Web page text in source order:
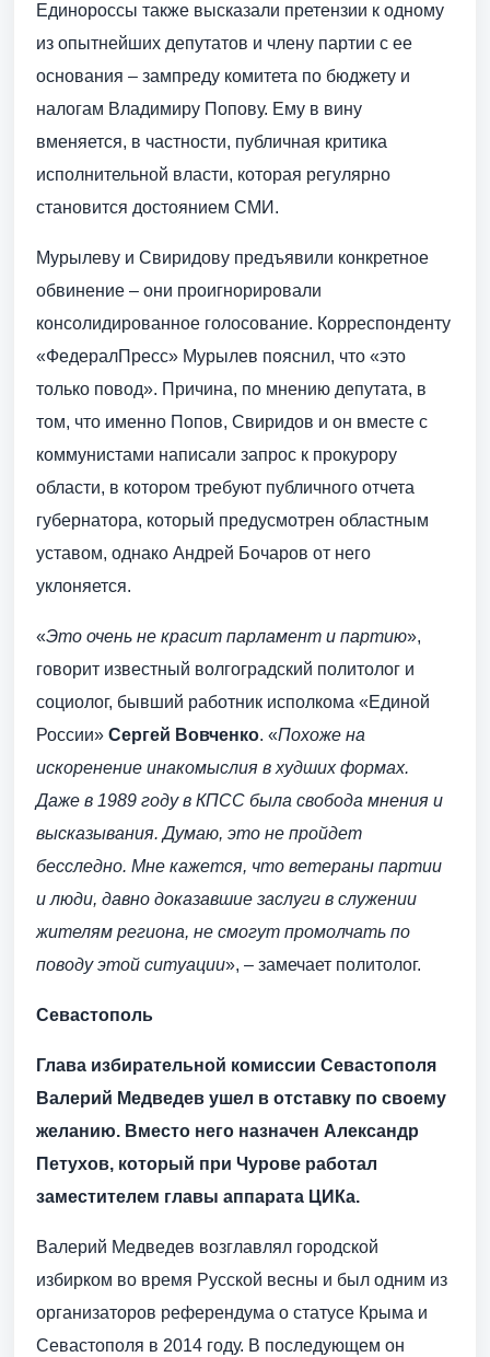
Единороссы также высказали претензии к одному
из опытнейших депутатов и члену партии с ее
основания – зампреду комитета по бюджету и
налогам Владимиру Попову. Ему в вину
вменяется, в частности, публичная критика
исполнительной власти, которая регулярно
становится достоянием СМИ.
Мурылеву и Свиридову предъявили конкретное
обвинение – они проигнорировали
консолидированное голосование. Корреспонденту
«ФедералПресс» Мурылев пояснил, что «это
только повод». Причина, по мнению депутата, в
том, что именно Попов, Свиридов и он вместе с
коммунистами написали запрос к прокурору
области, в котором требуют публичного отчета
губернатора, который предусмотрен областным
уставом, однако Андрей Бочаров от него
уклоняется.
«Это очень не красит парламент и партию»,
говорит известный волгоградский политолог и
социолог, бывший работник исполкома «Единой
России» Сергей Вовченко. «Похоже на
искоренение инакомыслия в худших формах.
Даже в 1989 году в КПСС была свобода мнения и
высказывания. Думаю, это не пройдет
бесследно. Мне кажется, что ветераны партии
и люди, давно доказавшие заслуги в служении
жителям региона, не смогут промолчать по
поводу этой ситуации», – замечает политолог.
Севастополь
Глава избирательной комиссии Севастополя
Валерий Медведев ушел в отставку по своему
желанию. Вместо него назначен Александр
Петухов, который при Чурове работал
заместителем главы аппарата ЦИКа.
Валерий Медведев возглавлял городской
избирком во время Русской весны и был одним из
организаторов референдума о статусе Крыма и
Севастополя в 2014 году. В последующем он